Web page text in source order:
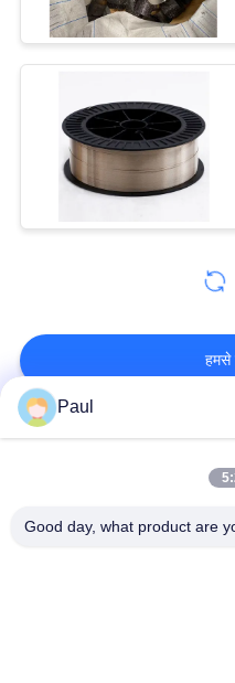
हमसे
लोकप्रिय
मार्टेंसिटिक स्टेनलेस स्टील
Paul
Good day, what product are